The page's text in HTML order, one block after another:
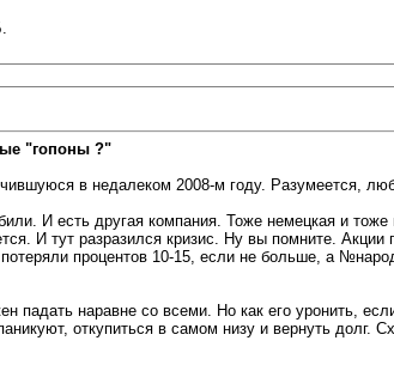
"гопоны ?"
в недалеком 2008-м году. Разумеется,
И есть другая компания. Тоже немецкая и
И тут разразился кризис. Ну вы помните.
процентов 10-15, если не больше, а
наравне со всеми. Но как его уронить,
откупиться в самом низу и вернуть